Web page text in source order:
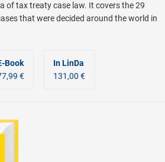
of tax treaty case law. It covers the 29
that were decided around the world in
Book
€
In LinDa
131,00 €